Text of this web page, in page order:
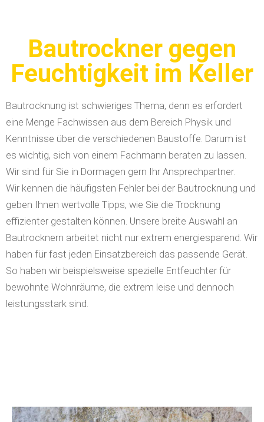
Bautrockner gegen
Feuchtigkeit im Keller
Bautrocknung ist schwieriges Thema, denn es erfordert
eine Menge Fachwissen aus dem Bereich Physik und
Kenntnisse über die verschiedenen Baustoffe. Darum ist
es wichtig, sich von einem Fachmann beraten zu lassen.
Wir sind für Sie in Dormagen gern Ihr Ansprechpartner.
Wir kennen die häufigsten Fehler bei der Bautrocknung und
geben Ihnen wertvolle Tipps, wie Sie die Trocknung
effizienter gestalten können. Unsere breite Auswahl an
Bautrocknern arbeitet nicht nur extrem energiesparend. Wir
haben für fast jeden Einsatzbereich das passende Gerät.
So haben wir beispielsweise spezielle Entfeuchter für
bewohnte Wohnräume, die extrem leise und dennoch
leistungsstark sind.